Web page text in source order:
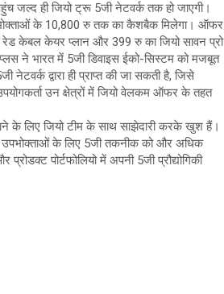
जल्द ही जियो ट्रू 5जी नेटवर्क तक हो जाएगी।
के 10,800 रु तक का कैशबैक मिलेगा। ऑफर
केबल केयर प्लान और 399 रु का जियो सावन प्रो
ने भारत में 5जी डिवाइस ईको-सिस्टम को मजबूत
द्वारा ही प्राप्त की जा सकती है, जिसे
उन क्षेत्रों में जियो वेलकम ऑफर के तहत
के लिए जियो टीम के साथ साझेदारी करके खुश हैं।
के लिए 5जी तकनीक को और अधिक
पोर्टफोलियो में अपनी 5जी प्रौद्योगिकी